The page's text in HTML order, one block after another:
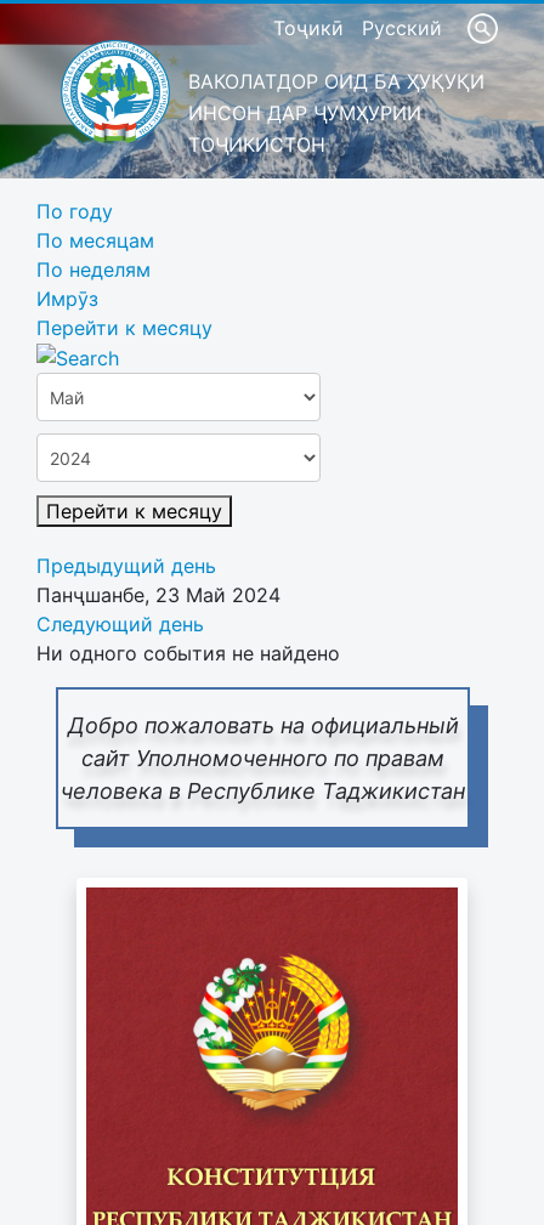
Тоҷикӣ Русский
ВАКОЛАТДОР ОИД БА ҲУҚУҚИ
ИНСОН ДАР ҶУМҲУРИИ
ТОҶИКИСТОН
Добро пожаловать на официальный
сайт Уполномоченного по правам
человека в Республике Таджикистан
По году
По месяцам
По неделям
Имрӯз
Перейти к месяцу
Перейти к месяцу
Предыдущий день
Панҷшанбе, 23 Май 2024
Следующий день
Ни одного события не найдено